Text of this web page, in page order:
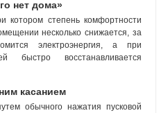
нет дома»
котором степень комфортности
несколько снижается, за
электроэнергия, а при
быстро восстанавливается
касанием
обычного нажатия пусковой